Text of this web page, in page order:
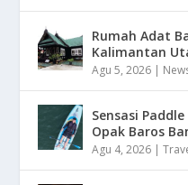
Rumah Adat
Kalimantan
Agu 5, 2026 |
Sensasi
Opak Baros
Agu 4, 2026 |